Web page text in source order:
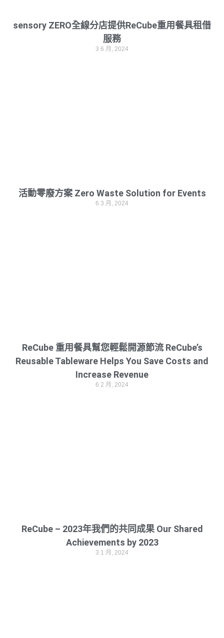
sensory ZERO全線分店提供ReCube重用餐具租借
服務
3 6 月, 2024
活動零廢方案 Zero Waste Solution for Events
6 3 月, 2024
ReCube 重用餐具幫您輕鬆開源節流 ReCube’s
Reusable Tableware Helps You Save Costs and
Increase Revenue
6 2 月, 2024
ReCube – 2023年我們的共同成果 Our Shared
Achievements by 2023
3 1 月, 2024